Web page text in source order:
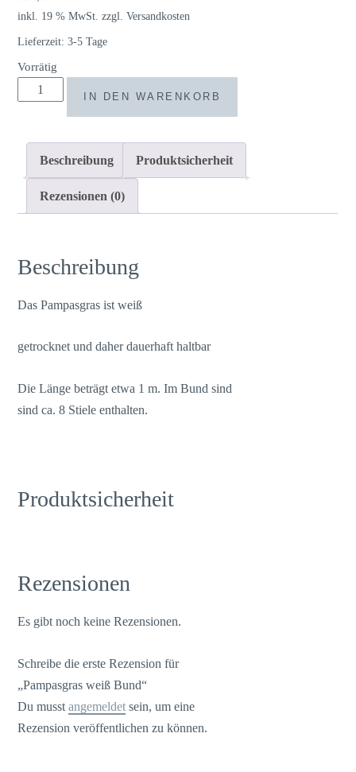
inkl. 19 % MwSt. zzgl.Versandkosten
Lieferzeit:3-5 Tage
Vorrätig
Pampasgras
IN DEN WARENKORB
Beschreibung Produktsicherheit
Rezensionen (0)
Beschreibung
Das Pampasgras ist weiß
getrocknet und daher dauerhaft haltbar
Die Länge beträgt etwa 1 m. Im Bund sind
sind ca. 8 Stiele enthalten.
Produktsicherheit
Rezensionen
Es gibt noch keine Rezensionen.
Schreibe die erste Rezension für
„Pampasgras weiß Bund“
Du musstangemeldet sein, um eine
Rezension veröffentlichen zu können.